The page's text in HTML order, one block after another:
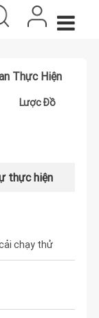
Thực Hiện
Lược Đồ
thực hiện
chạy thử